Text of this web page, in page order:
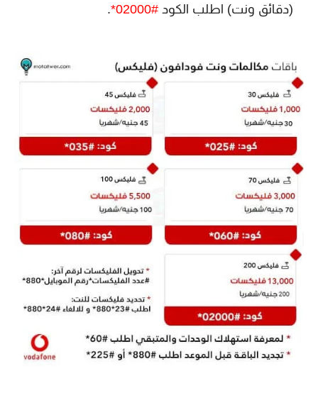
(دقائق ونت) اطلب الكود #02000*
.